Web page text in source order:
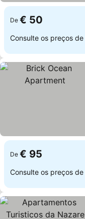
De € 50
Consulte os preços de
De € 95
Consulte os preços de